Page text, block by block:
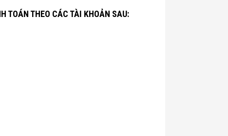
TOÁN THEO CÁC TÀI KHOẢN SAU: